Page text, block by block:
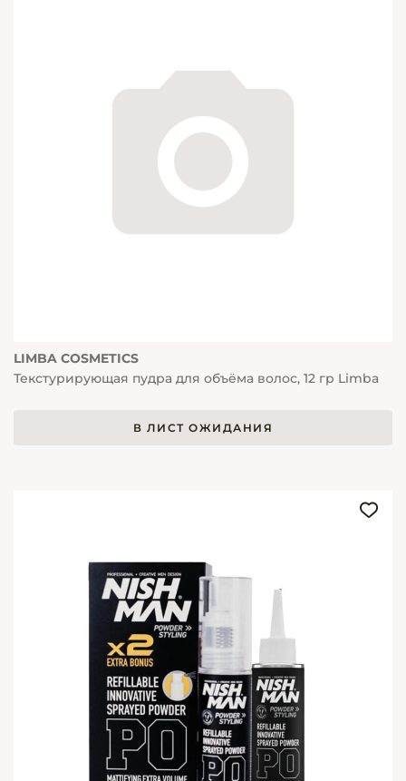
LIMBA COSMETICS
Текстурирующая пудра для объёма волос, 12 гр Limba
В ЛИСТ ОЖИДАНИЯ